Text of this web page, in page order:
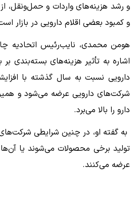
و رشد هزینه‌های واردات و حمل‌ونقل، از
و کمبود بعضی اقلام دارویی در بازار
هومن محمدی، نایب‌رئیس اتحادیه
اشاره به تأثیر هزینه‌های بسته‌بندی بر
دارویی نسبت به سال گذشته با
شرکت‌های دارویی عرضه می‌شود و
دارو را بالا می‌برد.
به گفته او، در چنین شرایطی
تولید برخی محصولات می‌شوند یا آن‌ها
عرضه می‌کنند.